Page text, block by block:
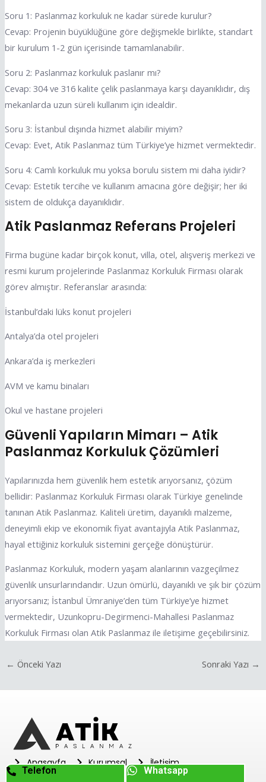
Soru 1: Paslanmaz korkuluk ne kadar sürede kurulur?
Cevap: Projenin büyüklüğüne göre değişmekle birlikte, standart
bir kurulum 1-2 gün içerisinde tamamlanabilir.
Soru 2: Paslanmaz korkuluk paslanır mı?
Cevap: 304 ve 316 kalite çelik paslanmaya karşı dayanıklıdır, dış
mekanlarda uzun süreli kullanım için idealdir.
Soru 3: İstanbul dışında hizmet alabilir miyim?
Cevap: Evet, Atik Paslanmaz tüm Türkiye’ye hizmet vermektedir.
Soru 4: Camlı korkuluk mu yoksa borulu sistem mi daha iyidir?
Cevap: Estetik tercihe ve kullanım amacına göre değişir; her iki
sistem de oldukça dayanıklıdır.
Atik Paslanmaz Referans Projeleri
Firma bugüne kadar birçok konut, villa, otel, alışveriş merkezi ve
resmi kurum projelerinde Paslanmaz Korkuluk Firması olarak
görev almıştır. Referanslar arasında:
İstanbul’daki lüks konut projeleri
Antalya’da otel projeleri
Ankara’da iş merkezleri
AVM ve kamu binaları
Okul ve hastane projeleri
Güvenli Yapıların Mimarı – Atik
Paslanmaz Korkuluk Çözümleri
Yapılarınızda hem güvenlik hem estetik arıyorsanız, çözüm
bellidir: Paslanmaz Korkuluk Firması olarak Türkiye genelinde
tanınan Atik Paslanmaz. Kaliteli üretim, dayanıklı malzeme,
deneyimli ekip ve ekonomik fiyat avantajıyla Atik Paslanmaz,
hayal ettiğiniz korkuluk sistemini gerçeğe dönüştürür.
Paslanmaz Korkuluk, modern yaşam alanlarının vazgeçilmez
güvenlik unsurlarındandır. Uzun ömürlü, dayanıklı ve şık bir çözüm
arıyorsanız; İstanbul Ümraniye’den tüm Türkiye’ye hizmet
vermektedir, Uzunkopru-Degirmenci-Mahallesi Paslanmaz
Korkuluk Firması olan Atik Paslanmaz ile iletişime geçebilirsiniz.
← Önceki Yazı Sonraki Yazı →
Anasayfa Kurumsal
İletişim
info@atikpaslanmaz.com.tr
Telefon Whatsapp